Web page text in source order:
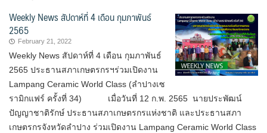
Weekly News สัปดาห์ที่ 4 เดือน กุมภาพันธ์
2565
February 21, 2022
Weekly News สัปดาห์ที่ 4 เดือน กุมภาพันธ์
2565 ประธานสภาเกษตรกรฯร่วมเปิดงาน
Lampang Ceramic World Class (ลำปางเซ
รามิกแฟร์ ครั้งที่ 34) เมื่อวันที่ 12 ก.พ. 2565 นายประพัฒน์
ปัญญาชาติรักษ์ ประธานสภาเกษตรกรแห่งชาติ และประธานสภา
เกษตรกรจังหวัดลำปาง ร่วมเปิดงาน Lampang Ceramic World Class